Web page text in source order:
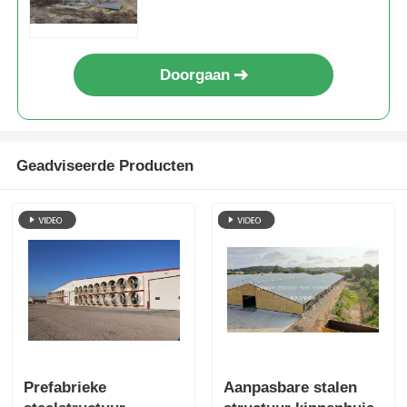
Doorgaan
Geadviseerde Producten
Prefabrieke
Aanpasbare stalen